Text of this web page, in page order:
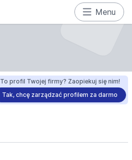
Menu
To profil Twojej firmy? Zaopiekuj się nim!
Tak, chcę zarządzać profilem za darmo